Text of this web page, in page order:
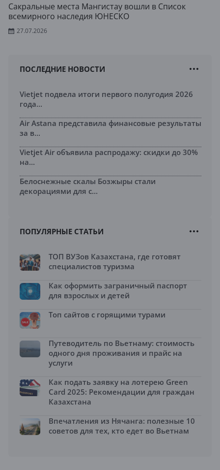
Сакральные места Мангистау вошли в Список
всемирного наследия ЮНЕСКО
27.07.2026
ПОСЛЕДНИЕ НОВОСТИ
Vietjet подвела итоги первого полугодия 2026
года...
Air Astana представила финансовые результаты
за в...
Vietjet Air объявила распродажу: скидки до 30%
на...
Белоснежные скалы Бозжыры стали
декорациями для с...
ПОПУЛЯРНЫЕ СТАТЬИ
ТОП ВУЗов Казахстана, где готовят
специалистов туризма
Как оформить заграничный паспорт
для взрослых и детей
Топ сайтов с горящими турами
Путеводитель по Вьетнаму: стоимость
одного дня проживания и прайс на
услуги
Как подать заявку на лотерею Green
Card 2025: Рекомендации для граждан
Казахстана
Впечатления из Нячанга: полезные 10
советов для тех, кто едет во Вьетнам